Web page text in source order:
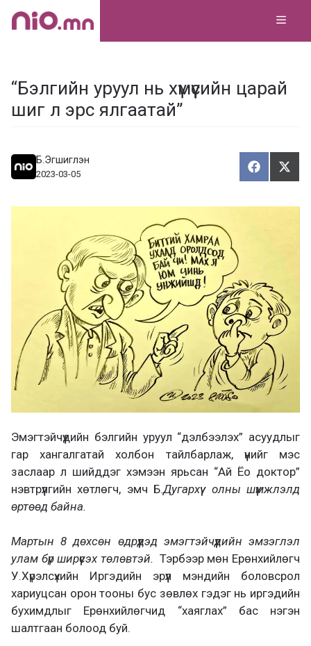
Skip
“Бэлгийн уруул нь хүмүүсийн царай
шиг л эрс ялгаатай”
Б.Эгшиглэн
2023-03-05
Х
у
а
л
Т
э
Эмэгтэйчүүдийн бэлгийн уруул “дэлбээлэх” асуудлыг
гар хангалгатай холбон тайлбарлаж, үүнийг мэс
заслаар л шийддэг хэмээн ярьсан “Ай Ёо доктор”
нэвтрүүлгийн хөтлөгч, эмч Б.Дугархүүолны шүүмжлэлд
өртөөд байна.
Мартын 8 дөхсөн өдрүүдэд эмэгтэйчүүдийн эмзэглэл
улам бүр ширүүсэх төлөвтэй. Тэрбээр мөн Ерөнхийлөгч
У.Хүрэлсүхийн Иргэдийн эрүүл мэндийн боловсрол
хариуцсан орон тооны бус зөвлөх гэдэг нь иргэдийн
бухимдлыг Ерөнхийлөгчид “хаяглах” бас нэгэн
шалтгаан болоод буй.